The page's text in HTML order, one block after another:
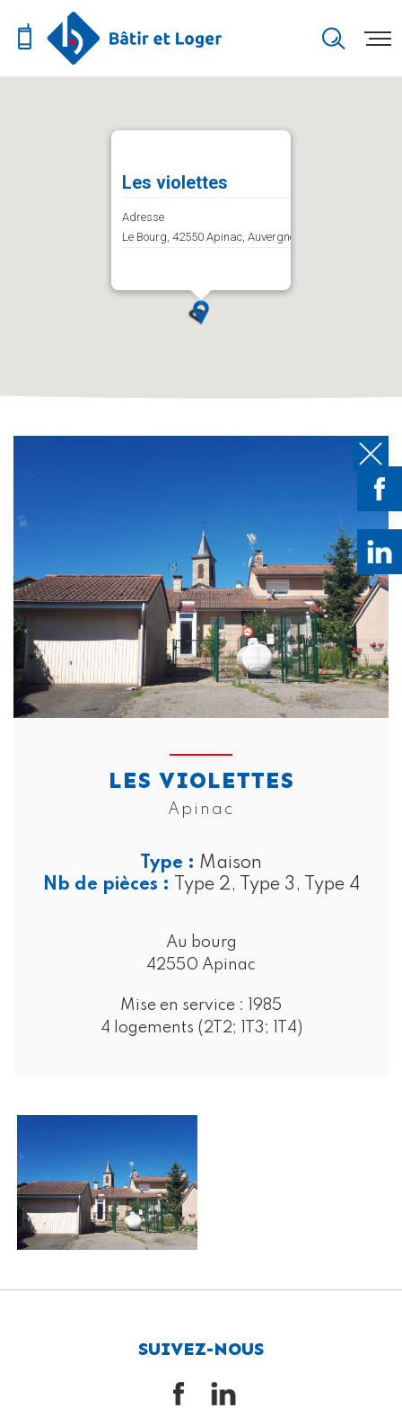
Les violettes
Adresse
Le Bourg, 42550 Apinac, Auvergne-Rhône-Alpes
LES VIOLETTES
Apinac
Type : Maison
Nb de pièces :
Type 2, Type 3, Type 4
Au bourg
42550 Apinac
Mise en service :
1985
4 logements (2T2; 1T3; 1T4)
SUIVEZ-NOUS